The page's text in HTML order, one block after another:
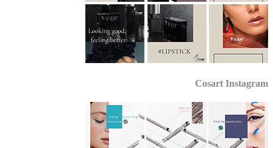
Cosart